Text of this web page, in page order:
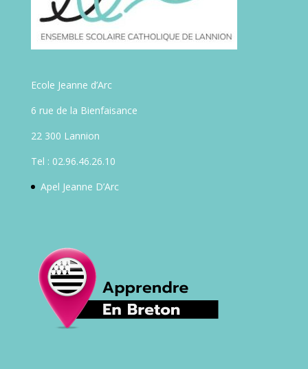
Ecole Jeanne d’Arc
6 rue de la Bienfaisance
22 300 Lannion
Tel : 02.96.46.26.10
Apel Jeanne D’Arc